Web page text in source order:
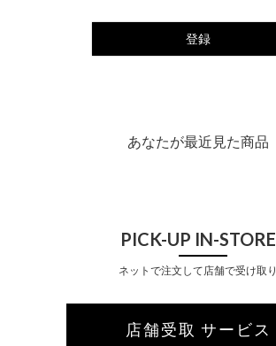
登録
あなたが最近見た商品
PICK-UP IN-STORE
ネットで注文して店舗で受け取り
店舗受取 サービス